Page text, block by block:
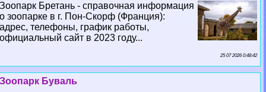
Зоопарк Бретань - справочная информация
о зоопарке в г. Пон-Скорф (Франция):
адрес, телефоны, график работы,
официальный сайт в 2023 году...
25 07 2026 0:48:42
Зоопарк Буваль